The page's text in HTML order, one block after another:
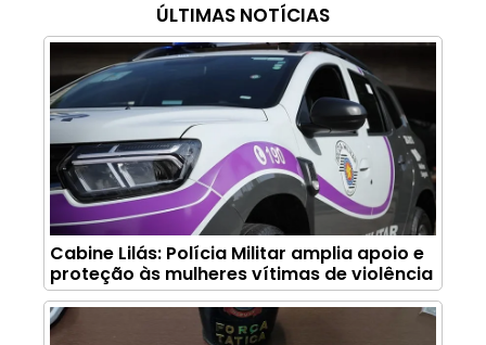
ÚLTIMAS NOTÍCIAS
Cabine Lilás: Polícia Militar amplia apoio e
proteção às mulheres vítimas de violência